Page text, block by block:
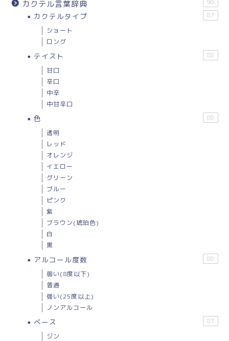
カクテル言葉辞典 90
カクテルタイプ 87
ショート
ロング
テイスト 88
甘口
辛口
中辛
中甘辛口
色 88
透明
レッド
オレンジ
イエロー
グリーン
ブルー
ピンク
紫
ブラウン(琥珀色)
白
黒
アルコール度数 88
弱い(8度以下)
普通
強い(25度以上)
ノンアルコール
ベース 87
ジン